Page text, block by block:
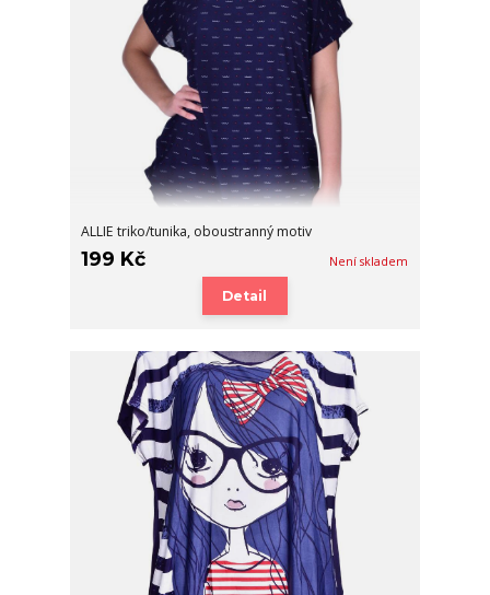
ALLIE triko/tunika, oboustranný motiv
199 Kč Není skladem
Detail